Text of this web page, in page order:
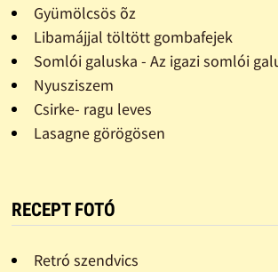
Gyümölcsös õz
Libamájjal töltött gombafejek
Somlói galuska - Az igazi somlói
Nyusziszem
Csirke- ragu leves
Lasagne görögösen
RECEPT FOTÓ
Retró szendvics